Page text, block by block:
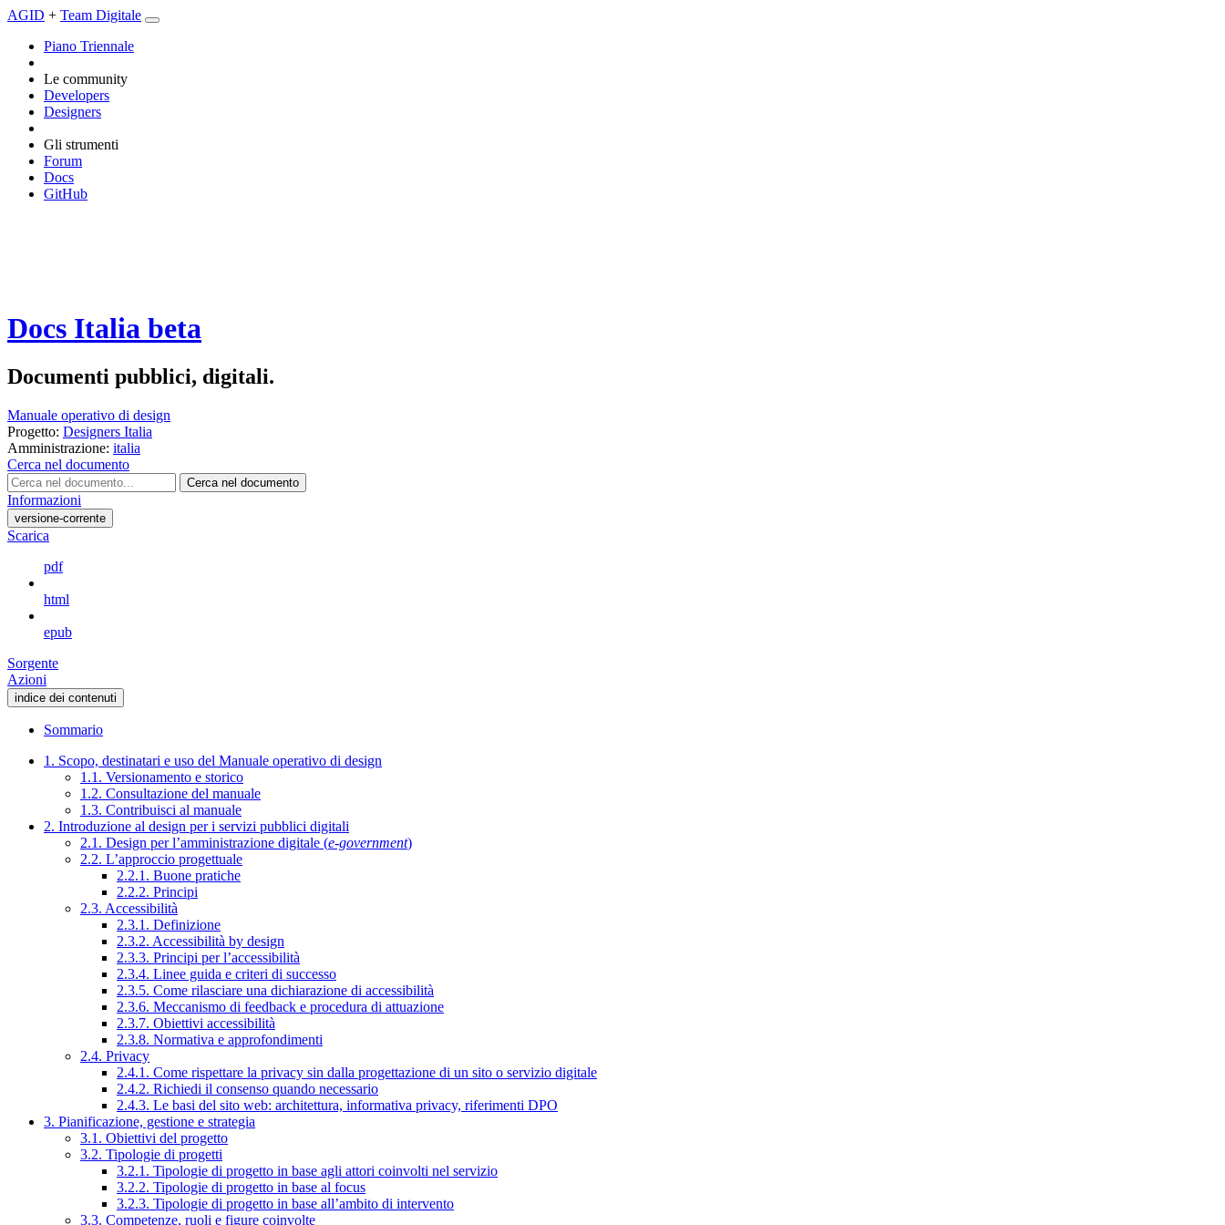
AGID + Team Digitale
Piano Triennale
Le community
Developers
Designers
Gli strumenti
Forum
Docs
GitHub
Docs Italia beta
Documenti pubblici, digitali.
Manuale operativo di design
Progetto: Designers Italia
Amministrazione: italia
Cerca nel documento
Cerca nel documento
Informazioni
versione-corrente
Scarica
pdf
html
epub
Sorgente
Azioni
indice dei contenuti
Sommario
1. Scopo, destinatari e uso del Manuale operativo di design
1.1. Versionamento e storico
1.2. Consultazione del manuale
1.3. Contribuisci al manuale
2. Introduzione al design per i servizi pubblici digitali
2.1. Design per l’amministrazione digitale (e-government)
2.2. L’approccio progettuale
2.2.1. Buone pratiche
2.2.2. Principi
2.3. Accessibilità
2.3.1. Definizione
2.3.2. Accessibilità by design
2.3.3. Principi per l’accessibilità
2.3.4. Linee guida e criteri di successo
2.3.5. Come rilasciare una dichiarazione di accessibilità
2.3.6. Meccanismo di feedback e procedura di attuazione
2.3.7. Obiettivi accessibilità
2.3.8. Normativa e approfondimenti
2.4. Privacy
2.4.1. Come rispettare la privacy sin dalla progettazione di un sito o servizio digitale
2.4.2. Richiedi il consenso quando necessario
2.4.3. Le basi del sito web: architettura, informativa privacy, riferimenti DPO
3. Pianificazione, gestione e strategia
3.1. Obiettivi del progetto
3.2. Tipologie di progetti
3.2.1. Tipologie di progetto in base agli attori coinvolti nel servizio
3.2.2. Tipologie di progetto in base al focus
3.2.3. Tipologie di progetto in base all’ambito di intervento
3.3. Competenze, ruoli e figure coinvolte